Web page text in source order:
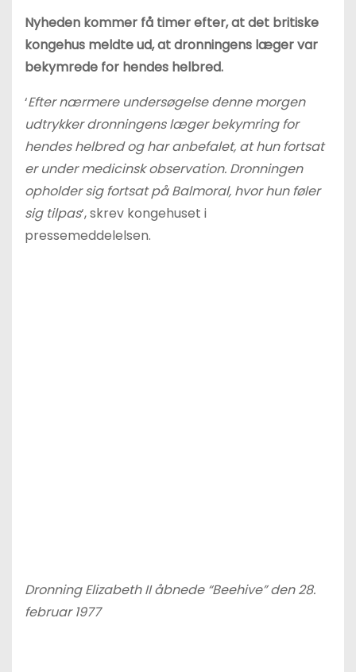
Nyheden kommer få timer efter, at det britiske
kongehus meldte ud, at dronningens læger var
bekymrede for hendes helbred.
‘Efter nærmere undersøgelse denne morgen
udtrykker dronningens læger bekymring for
hendes helbred og har anbefalet, at hun fortsat
er under medicinsk observation. Dronningen
opholder sig fortsat på Balmoral, hvor hun føler
sig tilpas‘, skrev kongehuset i
pressemeddelelsen.
Dronning Elizabeth II åbnede “Beehive” den 28.
februar 1977